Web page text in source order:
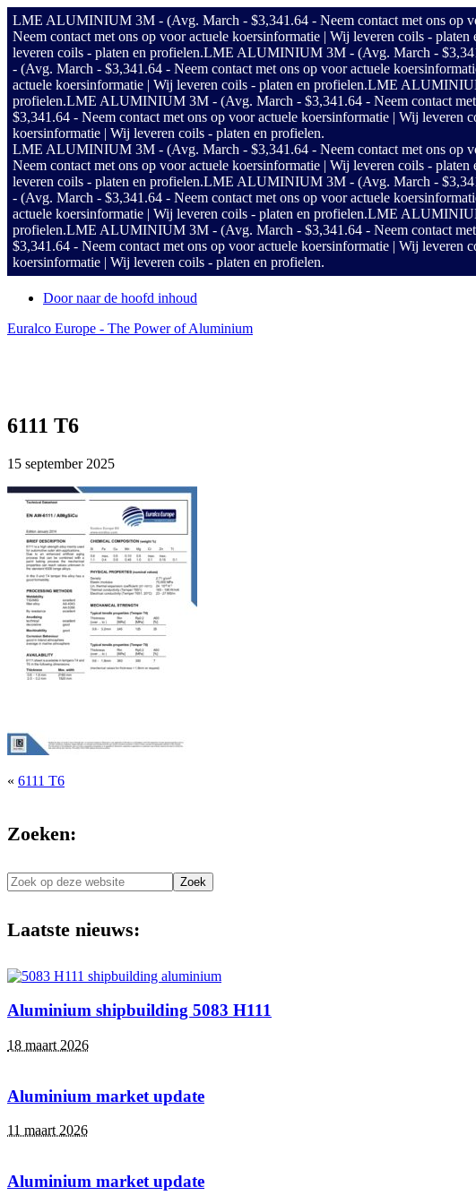
LME ALUMINIUM 3M - (Avg. March - $3,341.64 - Neem contact met ons op
Neem contact met ons op voor actuele koersinformatie | Wij leveren coils - platen
leveren coils - platen en profielen.LME ALUMINIUM 3M - (Avg. March -
- (Avg. March - $3,341.64 - Neem contact met ons op voor actuele
actuele koersinformatie | Wij leveren coils - platen en profielen.LME
profielen.LME ALUMINIUM 3M - (Avg. March - $3,341.64 - Neem contact met
$3,341.64 - Neem contact met ons op voor actuele koersinformatie | Wij leveren
koersinformatie | Wij leveren coils - platen en profielen.
LME ALUMINIUM 3M - (Avg. March - $3,341.64 - Neem contact met ons op
Neem contact met ons op voor actuele koersinformatie | Wij leveren coils - platen
leveren coils - platen en profielen.LME ALUMINIUM 3M - (Avg. March -
- (Avg. March - $3,341.64 - Neem contact met ons op voor actuele
actuele koersinformatie | Wij leveren coils - platen en profielen.LME
profielen.LME ALUMINIUM 3M - (Avg. March - $3,341.64 - Neem contact met
$3,341.64 - Neem contact met ons op voor actuele koersinformatie | Wij leveren
koersinformatie | Wij leveren coils - platen en profielen.
Door naar de hoofd inhoud
Euralco Europe - The Power of Aluminium
Rechts
6111 T6
15 september 2025
« 6111 T6
Zoeken:
Zoek
op
website
Laatste nieuws:
Aluminium shipbuilding 5083 H111
18 maart 2026
Aluminium market update
11 maart 2026
Aluminium market update